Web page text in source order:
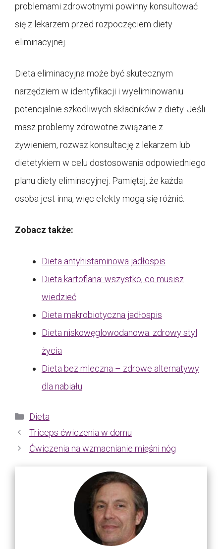
problemami zdrowotnymi powinny konsultować
się z lekarzem przed rozpoczęciem diety
eliminacyjnej.
Dieta eliminacyjna może być skutecznym
narzędziem w identyfikacji i wyeliminowaniu
potencjalnie szkodliwych składników z diety. Jeśli
masz problemy zdrowotne związane z
żywieniem, rozważ konsultację z lekarzem lub
dietetykiem w celu dostosowania odpowiedniego
planu diety eliminacyjnej. Pamiętaj, że każda
osoba jest inna, więc efekty mogą się różnić.
Zobacz także:
Dieta antyhistaminowa jadłospis
Dieta kartoflana: wszystko, co musisz
wiedzieć
Dieta makrobiotyczna jadłospis
Dieta niskowęglowodanowa: zdrowy styl
życia
Dieta bez mleczna – zdrowe alternatywy
dla nabiału
Kategorie
Dieta
Triceps ćwiczenia w domu
Ćwiczenia na wzmacnianie mięśni nóg